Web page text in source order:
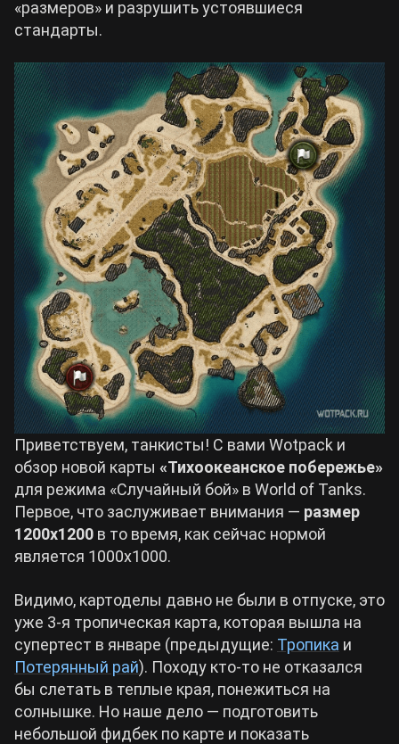
Zenless Zone Zero
Kingdom Come: Deliverance 2
Path of Exile 2
Wuthering Waves
Roblox
Hogwarts Legacy
Cyberpunk 2077
Все игры
Билды Arknights: Endfield
Билды Wuthering Waves
Билды Cyberpunk 2077
Билды Path of Exile 2
«размеров» и разрушить устоявшиеся
стандарты.
Приветствуем, танкисты! С вами Wotpack и
обзор новой карты «Тихоокеанское побережье»
для режима «Случайный бой» в World of Tanks.
Первое, что заслуживает внимания — размер
1200х1200 в то время, как сейчас нормой
является 1000х1000.
Видимо, картоделы давно не были в отпуске, это
уже 3-я тропическая карта, которая вышла на
супертест в январе (предыдущие: Тропика и
Потерянный рай). Походу кто-то не отказался
бы слетать в теплые края, понежиться на
солнышке. Но наше дело — подготовить
небольшой фидбек по карте и показать